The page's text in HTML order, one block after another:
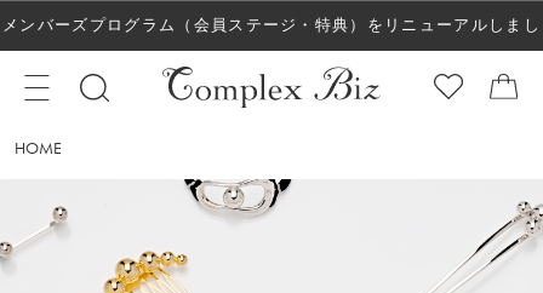
メンバーズプログラム（会員ステージ・特典）をリニューアルしまし
た！
HOME